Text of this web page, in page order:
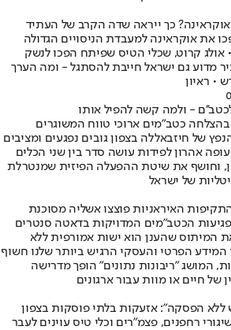
כך ייראה שדה הקרב של העתיד
את אוקראינה למעבדת הניסויים הגדולה
אולג קרוט, שכלי הטיס שפיתח הפכו לנשק
מדוע גם ישראל חייבת להסתגל - ומה הערך
• ראיון
- ולמה קשה להפיל אותו
כטב"מים ארוכי טווח המשוגרים
של חיזבאללה בצפון גובים נפגעים ומציבים
אהרון לפידות עושה סדר בין שני הכלים
וחושף את שיטת ההפעלה הפיזית שמנטרלת
של ישראל
האיראניות פוצצו אשליה מסוכנת
הכטב"מים המדויקות בדאטה סנטרים
המיתוס שהענן הוא ישות אמורפית ללא
המידע הפרטי והעסקי הרגיש ביותר שלנו חשוף
המושג "ריבונות נתונים" הופך מדרישה
של חיים או מוות עבור ארגונים
הפסקה": אזעקות בלתי פוסקות בצפון
רחפנים, פצמ"רים וכלי טיס עוינים לעבר